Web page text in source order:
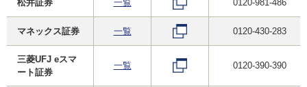
松井証券 一覧 0120-981-486
マネックス証券 一覧 0120-430-283
三菱UFJ eスマ
ート証券
一覧 0120-390-390